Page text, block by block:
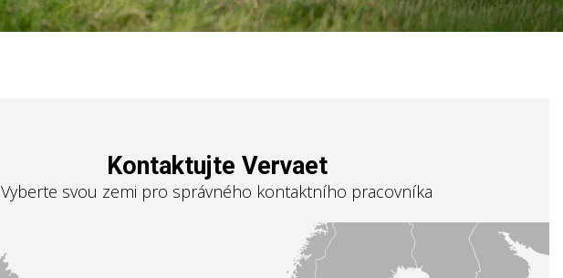
Kontaktujte Vervaet
Vyberte svou zemi pro správného kontaktního pracovníka